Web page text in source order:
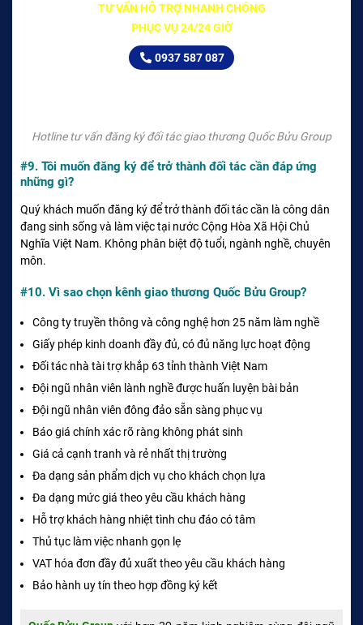
TƯ VẤN HỖ TRỢ NHANH CHÓNG
PHỤC VỤ 24/24 GIỜ
0937 587 087
Hotline tư vấn đăng ký đối tác giao thương Quốc Bửu Group
#9. Tôi muốn đăng ký để trở thành đối tác cần đáp ứng
những gì?
Quý khách muốn đăng ký để trở thành đối tác cần là công dân
đang sinh sống và làm việc tại nước Cộng Hòa Xã Hội Chủ
Nghĩa Việt Nam. Không phân biệt độ tuổi, ngành nghề, chuyên
môn.
#10. Vì sao chọn kênh giao thương Quốc Bửu Group?
Công ty truyền thông và công nghệ hơn 25 năm làm nghề
Giấy phép kinh doanh đầy đủ, có đủ năng lực hoạt động
Đối tác nhà tài trợ khắp 63 tỉnh thành Việt Nam
Đội ngũ nhân viên lành nghề được huấn luyện bài bản
Đội ngũ nhân viên đông đảo sẵn sàng phục vụ
Báo giá chính xác rõ ràng không phát sinh
Giá cả cạnh tranh và rẻ nhất thị trường
Đa dạng sản phẩm dịch vụ cho khách chọn lựa
Đa dạng mức giá theo yêu cầu khách hàng
Hỗ trợ khách hàng nhiệt tình chu đáo có tâm
Thủ tục làm việc nhanh gọn lẹ
VAT hóa đơn đầy đủ xuất theo yêu cầu khách hàng
Bảo hành uy tín theo hợp đồng ký kết